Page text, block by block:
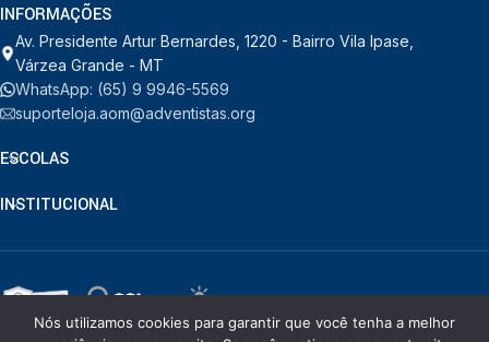
INFORMAÇÕES
Av. Presidente Artur Bernardes, 1220 - Bairro Vila Ipase,
Várzea Grande - MT
WhatsApp: (65) 9 9946-5569
suporteloja.aom@adventistas.org
ESCOLAS
INSTITUCIONAL
© RDORVAL - Soluções em Tecnologia.2026 . Todos os direitos
Nós utilizamos cookies para garantir que você tenha a melhor